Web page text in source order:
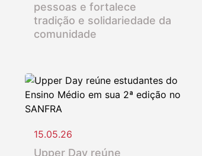
pessoas e fortalece
tradição e solidariedade da
comunidade
15.05.26
Upper Day reúne